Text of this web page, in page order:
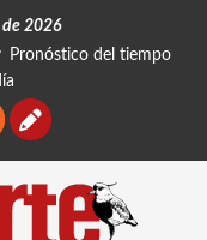
de 2026
Pronóstico del tiempo
Contáctanos